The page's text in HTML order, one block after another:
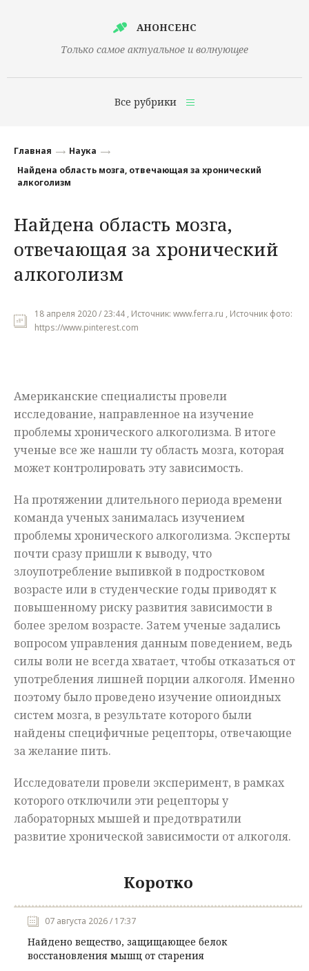
АНОНСЕНС
Только самое актуальное и волнующее
Все рубрики
Финансы
Наука
Культура
Общество
Мнения
Главная
Наука
Найдена область мозга, отвечающая за хронический
алкоголизм
Найдена область мозга,
отвечающая за хронический
алкоголизм
18 апреля 2020 / 23:44 , Источник: www.ferra.ru , Источник фото:
https://www.pinterest.com
Американские специалисты провели
исследование, направленное на изучение
проблемы хронического алкоголизма. В итоге
ученые все же нашли ту область мозга, которая
может контролировать эту зависимость.
На протяжении длительного периода времени
команда ученых занималась изучением
проблемы хронического алкоголизма. Эксперты
почти сразу пришли к выводу, что
злоупотребление выпивкой в подростковом
возрасте или в студенческие годы приводят к
повышенному риску развития зависимости в
более зрелом возрасте. Затем ученые задались
вопросом управления данным поведением, ведь
силы воли не всегда хватает, чтобы отказаться от
употребления лишней порции алкоголя. Именно
поэтому было проведено изучение опиоидных
систем мозга, в результате которого были
найдены специфичные рецепторы, отвечающие
за желание пить.
Исследователи провели эксперимент, в рамках
которого отключили эти рецепторы у
лабораторных мышей и предотвратили
развитие хронической зависимости от алкоголя.
Коротко
07 августа 2026 / 17:37
Найдено вещество, защищающее белок
восстановления мышц от старения